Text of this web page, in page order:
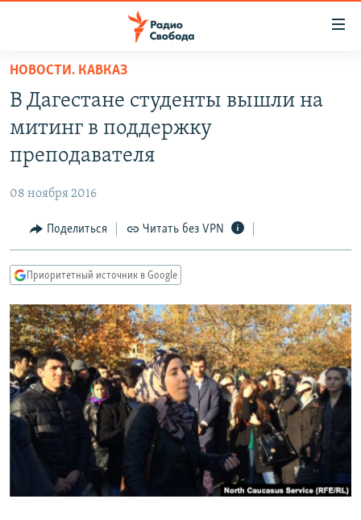
упрощенного
доступа
основному
Вернутся
Вернутся
поиску
ПОДКАСТЫ
МНЕНИЯ
КУЛЬТУРА
КАВКАЗ.РЕАЛИИ
СЕВЕР.РЕАЛИИ
СИБИРЬ.РЕАЛИИ
РАСПИСАНИЕ ВЕЩАНИЯ
ПОДПИШИТЕСЬ НА РАССЫЛКУ
СОЦИАЛЬНЫЕ СЕТИ
НОВОСТИ. КАВКАЗ
В Дагестане студенты вышли на
митинг в поддержку
преподавателя
08 ноября 2016
Поделиться Читать без VPN
Приоритетный источник в Google